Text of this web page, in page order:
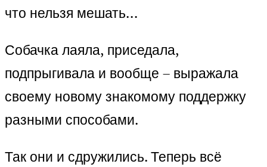
что нельзя мешать…
Собачка лаяла, приседала,
подпрыгивала и вообще – выражала
своему новому знакомому поддержку
разными способами.
Так они и сдружились. Теперь всё